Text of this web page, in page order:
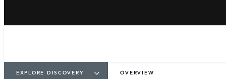
EXPLORE DISCOVERY OVERVIEW